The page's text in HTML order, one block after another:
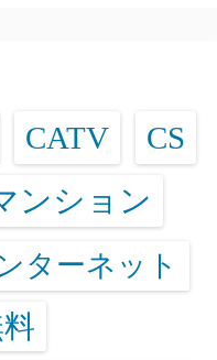
CATV CS
ンション
ターネット